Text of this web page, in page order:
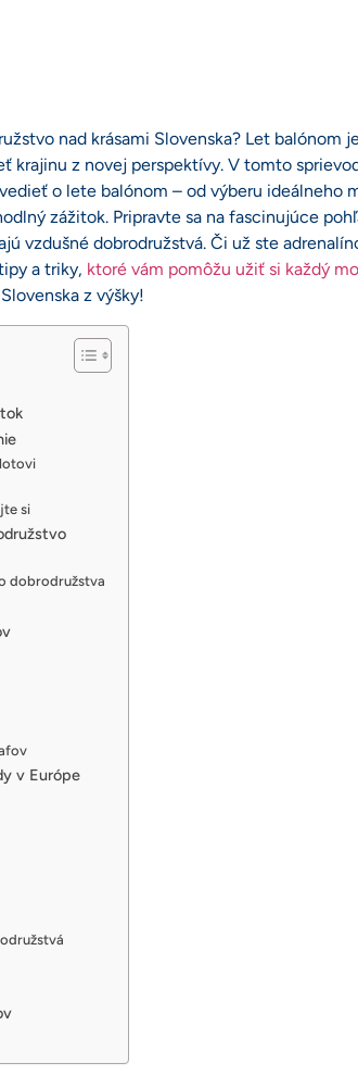
nad krásami Slovenska? Let balónom
krajinu z novej perspektívy. V tomto
o lete balónom – od výberu ideálneho
zážitok. Pripravte sa na fascinujúce
vzdušné dobrodružstvá. Či už ste
a triky, ktoré vám pomôžu užiť si každý
z výšky!
si
dobrodružstva
v Európe